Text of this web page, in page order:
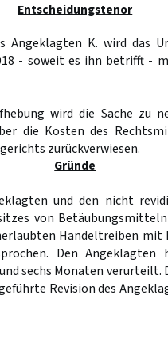
Entscheidungstenor
Angeklagten K. wird das
- soweit es ihn betrifft -
wird die Sache zu
die Kosten des
zurückverwiesen.
Gründe
und den nicht
von
Handeltreiben
Den
sechs Monaten verurteilt.
Revision des